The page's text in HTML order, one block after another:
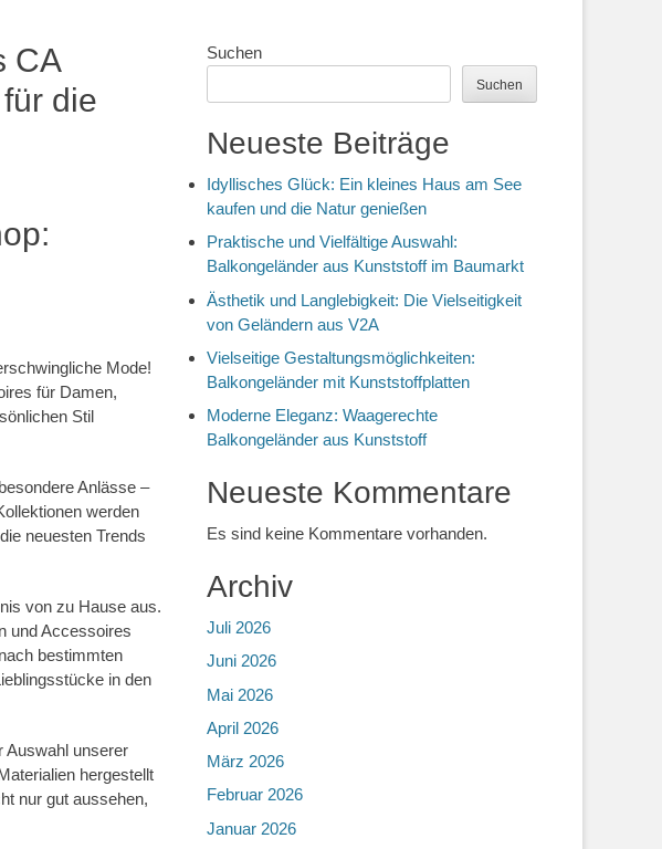
CA
die
Mode!
für Damen,
Stil
Anlässe –
werden
neuesten Trends
von zu Hause aus.
und Accessoires
bestimmten
in den
Auswahl unserer
hergestellt
nur gut aussehen,
Suchen
Suchen
Neueste Beiträge
Idyllisches Glück: Ein kleines Haus am See
kaufen und die Natur genießen
Praktische und Vielfältige Auswahl:
Balkongeländer aus Kunststoff im Baumarkt
Ästhetik und Langlebigkeit: Die Vielseitigkeit
von Geländern aus V2A
Vielseitige Gestaltungsmöglichkeiten:
Balkongeländer mit Kunststoffplatten
Moderne Eleganz: Waagerechte
Balkongeländer aus Kunststoff
Neueste Kommentare
Es sind keine Kommentare vorhanden.
Archiv
Juli 2026
Juni 2026
Mai 2026
April 2026
März 2026
Februar 2026
Januar 2026